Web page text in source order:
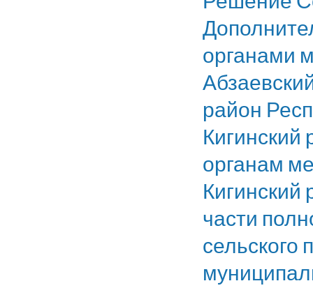
органами
район
Кигинский
органам
части
сельского